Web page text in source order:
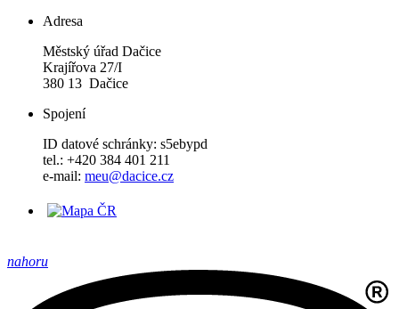
Adresa
Městský úřad Dačice
Krajířova 27/I
380 13 Dačice
Spojení
ID datové schránky: s5ebypd
tel.: +420 384 401 211
e-mail: meu@dacice.cz
nahoru